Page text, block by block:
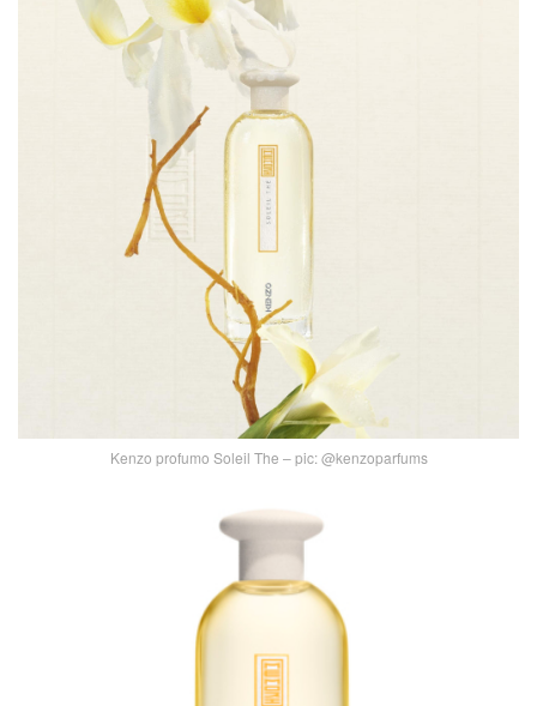
Kenzo profumo Soleil The – pic: @kenzoparfums